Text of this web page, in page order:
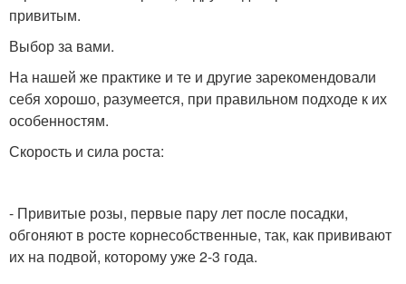
привитым.
Выбор за вами.
На нашей же практике и те и другие зарекомендовали
себя хорошо, разумеется, при правильном подходе к их
особенностям.
Скорость и сила роста:
- Привитые розы, первые пару лет после посадки,
обгоняют в росте корнесобственные, так, как прививают
их на подвой, которому уже 2-3 года.